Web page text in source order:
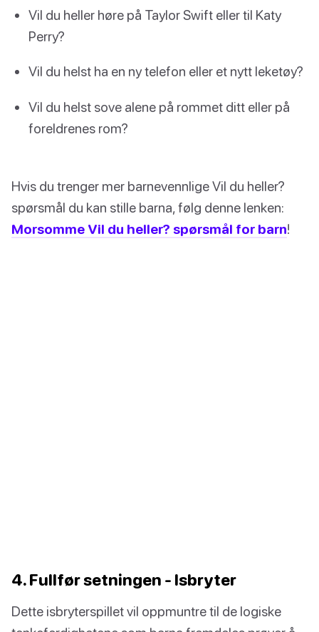
Vil du heller høre på Taylor Swift eller til Katy
Perry?
Vil du helst ha en ny telefon eller et nytt leketøy?
Vil du helst sove alene på rommet ditt eller på
foreldrenes rom?
Hvis du trenger mer barnevennlige Vil du heller?
spørsmål du kan stille barna, følg denne lenken:
Morsomme Vil du heller? spørsmål for barn!
4. Fullfør setningen - Isbryter
Dette isbryterspillet vil oppmuntre til de logiske